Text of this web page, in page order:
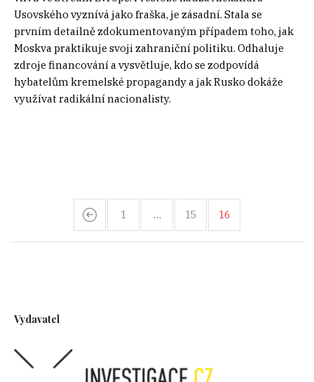
Usovského vyznívá jako fraška, je zásadní. Stala se
prvním detailně zdokumentovaným případem toho, jak
Moskva praktikuje svoji zahraniční politiku. Odhaluje
zdroje financování a vysvětluje, kdo se zodpovídá
hybatelům kremelské propagandy a jak Rusko dokáže
využívat radikální nacionalisty.
1 … 15 16
Vydavatel